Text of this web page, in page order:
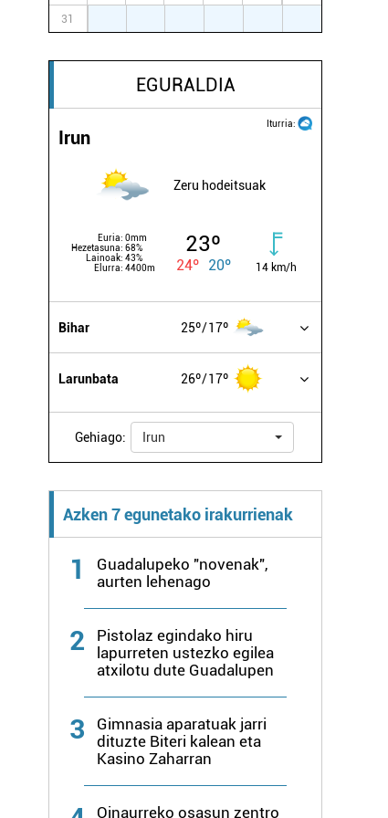
31
EGURALDIA
Iturria:
Irun
Zeru hodeitsuak
Euria: 0mm
Hezetasuna: 68%
Lainoak: 43%
Elurra: 4400m
23º
24º 20º 14 km/h
Bihar 25º 17º
Larunbata 26º 17º
Gehiago: Irun
Azken 7 egunetako irakurrienak
1
Guadalupeko "novenak",
aurten lehenago
2
Pistolaz egindako hiru
lapurreten ustezko egilea
atxilotu dute Guadalupen
3
Gimnasia aparatuak jarri
dituzte Biteri kalean eta
Kasino Zaharran
Oinaurreko osasun zentro